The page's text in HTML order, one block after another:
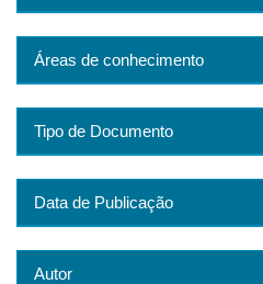
Áreas de conhecimento
Tipo de Documento
Data de Publicação
Autor